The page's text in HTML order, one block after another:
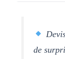
de